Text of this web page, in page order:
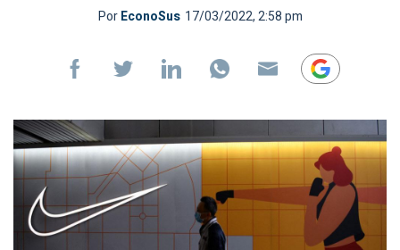
PorEconoSus 17/03/2022, 2:58 pm